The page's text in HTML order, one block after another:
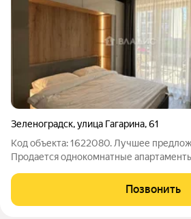
Зеленоградск,улица Гагарина,61
Код объекта: 1622080. Лучшее
Продается однокомнатные
дом 2020 года постройки с отличной
моря и при этом уединенность от
Позвонить